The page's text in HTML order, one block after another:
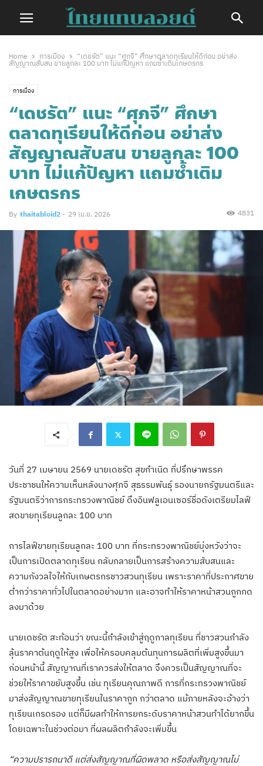
Home การเมือง
“เดชรัต” แนะ “ศุภจี” ศึกษาตลาดทุเรียนให้ดีก่อน อย่าส่ง
สัญญาณสับสน ขายลูกละ 100 บาท ไม่แก้ปัญหา แถมซ้ำเติมเกษตรกร
การเมือง
“เดชรัต” แนะ “ศุภจี” ศึกษา
ตลาดทุเรียนให้ดีก่อน อย่าส่ง
สัญญาณสับสน ขายลูกละ 100
บาท ไม่แก้ปัญหา แถมซ้ำเติม
เกษตรกร
By thaitabloid2 - 29 เม.ย. 2026 4831
วันที่ 27 เมษายน 2569 นายเดชรัต สุขกำเนิด ที่ปรึกษาพรรค
ประชาชนให้ความเห็นหลังนางศุภจี สุธรรมพันธุ์ รองนายกรัฐมนตรีและ
รัฐมนตรีว่าการกระทรวงพาณิชย์ ดึงอินฟลูเอนเซอร์ชื่อดังเตรียมไลฟ์
สดขายทุเรียนลูกละ 100 บาท
การไลฟ์ขายทุเรียนลูกละ 100 บาท ที่กระทรวงพาณิชย์มุ่งหวังว่าจะ
เป็นการเปิดตลาดทุเรียน กลับกลายเป็นการสร้างความสับสนและ
ความกังวลใจให้กับเกษตรกรชาวสวนทุเรียน เพราะราคาที่ประกาศขาย
ต่ำกว่าราคาทั่วไปในตลาดอย่างมาก และอาจทำให้ราคาหน้าสวนถูกกด
ลงมาด้วย
นายเดชรัต สะท้อนว่า ขณะนี้กำลังเข้าสู่ฤดูกาลทุเรียน ที่ชาวสวนกำลัง
ลุ้นราคาต้นฤดูให้สูง เพื่อให้ครอบคลุมต้นทุนการผลิตที่เพิ่มสูงขึ้นมา
ก่อนหน้านี้ สัญญาณที่เราควรส่งให้ตลาด จึงควรเป็นสัญญาณที่จะ
ช่วยให้ราคาขยับสูงขึ้น เช่น ทุเรียนคุณภาพดี การที่กระทรวงพาณิชย์
มาส่งสัญญาณขายทุเรียนในราคาถูก กว่าตลาด แม้ภายหลังจะอ้างว่า
ทุเรียนเกรดรอง แต่ก็มีผลทำให้การยกระดับราคาหน้าสวนทำได้ยากขึ้น
โดยเฉพาะในช่วงต่อมา ที่ผลผลิตกำลังจะเพิ่มขึ้น
“ความปรารถนาดี แต่ส่งสัญญาณที่ผิดพลาด หรือส่งสัญญาณไม่